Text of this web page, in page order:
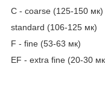
C - coarse (125-150 мк)
standard (106-125 мк)
F - fine (53-63 мк)
EF - extra fine (20-30